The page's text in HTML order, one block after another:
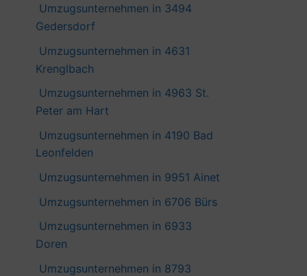
Umzugsunternehmen in 3494
Gedersdorf
Umzugsunternehmen in 4631
Krenglbach
Umzugsunternehmen in 4963 St.
Peter am Hart
Umzugsunternehmen in 4190 Bad
Leonfelden
Umzugsunternehmen in 9951 Ainet
Umzugsunternehmen in 6706 Bürs
Umzugsunternehmen in 6933
Doren
Umzugsunternehmen in 8793